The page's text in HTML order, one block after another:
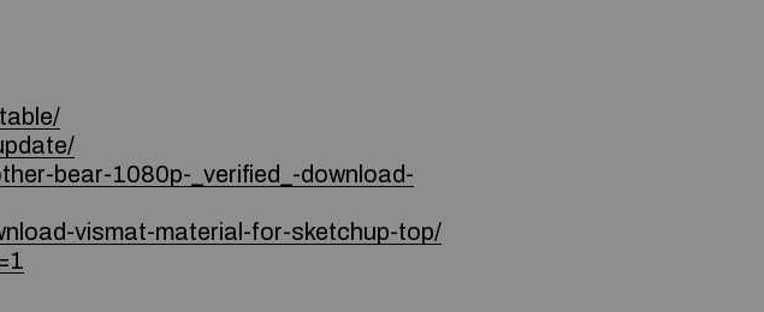
bear-1080p-_verified_-download-
vismat-material-for-sketchup-top/